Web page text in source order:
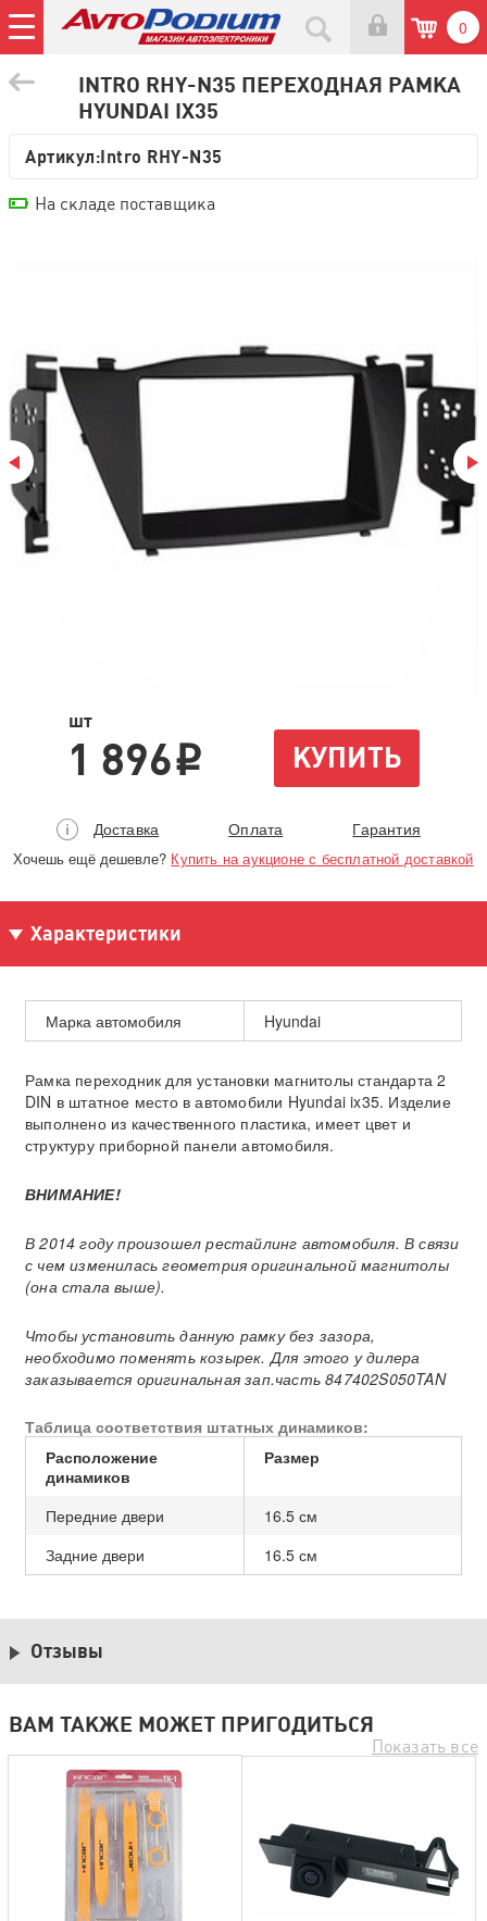
0
INTRO RHY-N35 ПЕРЕХОДНАЯ РАМКА
HYUNDAI IХ35
Артикул:Intro RHY-N35
шт
1 896i КУПИТЬ
Доставка Оплата Гарантия
Хочешь ещё дешевле? Купить на аукционе с бесплатной доставкой
На складе поставщика
Характеристики
Марка автомобиля Hyundai
Рамка переходник для установки магнитолы стандарта 2
DIN в штатное место в автомобили Hyundai ix35. Изделие
выполнено из качественного пластика, имеет цвет и
структуру приборной панели автомобиля.
ВНИМАНИЕ!
В 2014 году произошел рестайлинг автомобиля. В связи
с чем изменилась геометрия оригинальной магнитолы
(она стала выше).
Чтобы установить данную рамку без зазора,
необходимо поменять козырек. Для этого у дилера
заказывается оригинальная зап.часть 847402S050TAN
Таблица соответствия штатных динамиков:
Расположение
динамиков
Размер
Передние двери
16.5 см
Задние двери
16.5 см
Отзывы
ВАМ ТАКЖЕ МОЖЕТ ПРИГОДИТЬСЯ
Показать все